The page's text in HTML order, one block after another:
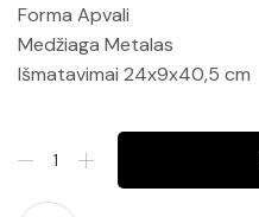
Forma Apvali
Medžiaga Metalas
Išmatavimai 24x9x40,5 cm